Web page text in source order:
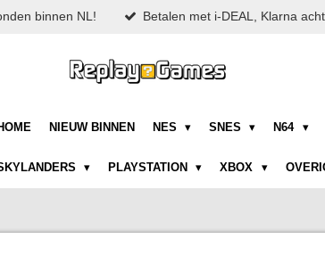
binnen NL! Betalen met i-DEAL, Klarna
NIEUW BINNEN NES SNES N64
PLAYSTATION XBOX